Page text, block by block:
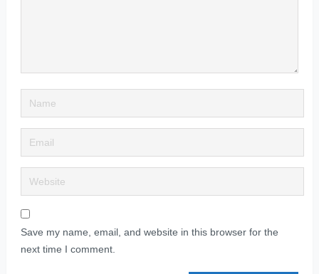
Save my name, email, and website in this browser for the
next time I comment.